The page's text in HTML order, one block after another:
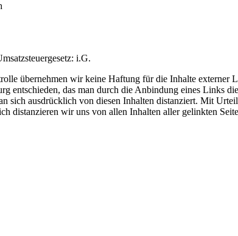
i.G.
übernehmen wir keine Haftung für die Inhalte
entschieden, das man durch die Anbindung eines Links
sich ausdrücklich von diesen Inhalten distanziert. Mit
distanzieren wir uns von allen Inhalten aller gelinkten